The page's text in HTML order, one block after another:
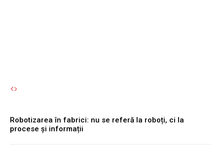
Robotizarea în fabrici: nu se referă la roboți, ci la
procese și informații